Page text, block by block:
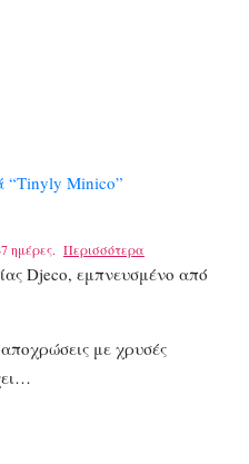
“Τinyly Minico”
ημέρες. Περισσότερα
Djeco, εμπνευσμένο από
με χρυσές